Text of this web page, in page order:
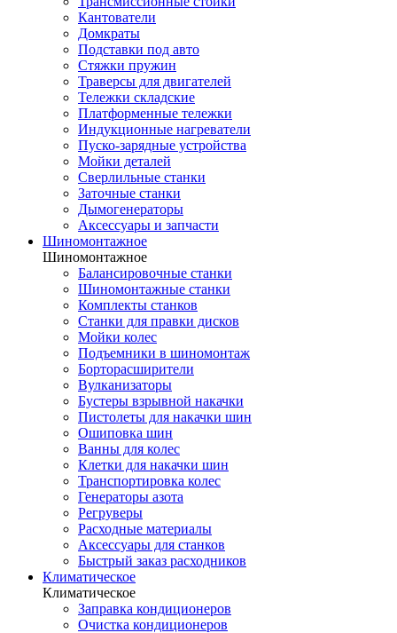
Кантователи
Домкраты
Подставки под авто
Стяжки пружин
Траверсы для двигателей
Тележки складские
Платформенные тележки
Индукционные нагреватели
Пуско-зарядные устройства
Мойки деталей
Сверлильные станки
Заточные станки
Дымогенераторы
Аксессуары и запчасти
Шиномонтажное
Шиномонтажное
Балансировочные станки
Шиномонтажные станки
Комплекты станков
Станки для правки дисков
Мойки колес
Подъемники в шиномонтаж
Борторасширители
Вулканизаторы
Бустеры взрывной накачки
Пистолеты для накачки шин
Ошиповка шин
Ванны для колес
Клетки для накачки шин
Транспортировка колес
Генераторы азота
Регруверы
Расходные материалы
Аксессуары для станков
Быстрый заказ расходников
Климатическое
Климатическое
Заправка кондиционеров
Очистка кондиционеров